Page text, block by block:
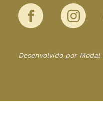
Desenvolvido por Modal